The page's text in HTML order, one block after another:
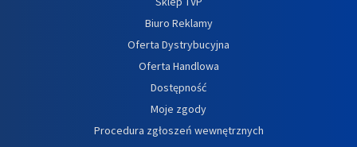
Biuro Reklamy
Oferta Dystrybucyjna
Oferta Handlowa
Dostępność
Moje zgody
Procedura zgłoszeń wewnętrznych